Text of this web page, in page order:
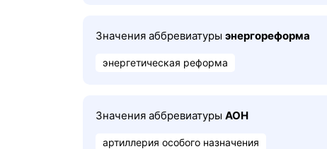
Значения аббревиатуры энергореформа
энергетическая реформа
Значения аббревиатуры АОН
артиллерия особого назначения